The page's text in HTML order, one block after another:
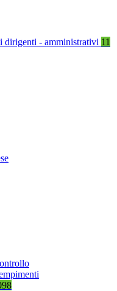
dirigenti - amministrativi 11